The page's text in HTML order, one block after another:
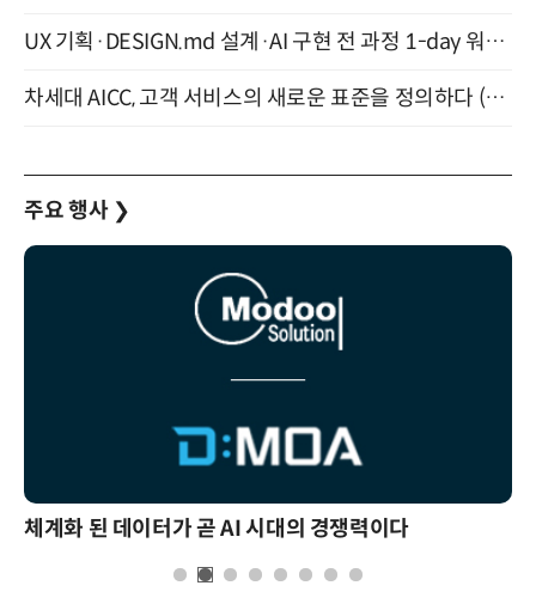
UX 기획·DESIGN.md 설계·AI 구현 전 과정 1-day 워크숍 with Claude Code·Codex 9월 15일 개최
차세대 AICC, 고객 서비스의 새로운 표준을 정의하다 (9/9)
주요 행사 ❯
체계화 된 데이터가 곧 AI 시대의 경쟁력이다